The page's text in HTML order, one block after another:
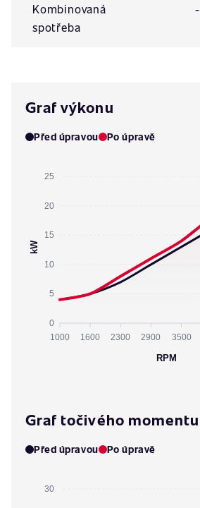
Kombinovaná
spotřeba
-
Graf výkonu
Před úpravou Po úpravě
25
20
15
10
5
0
kW
1000 1600 2300 2900 3500
RPM
Graf točivého momentu
Před úpravou Po úpravě
30